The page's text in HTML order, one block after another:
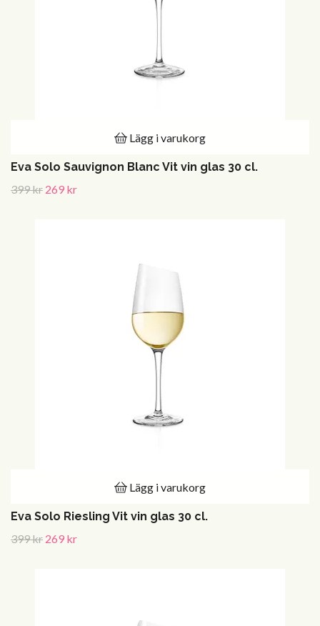
Lägg i varukorg
Eva Solo Sauvignon Blanc Vit vin glas 30 cl.
399 kr 269 kr
Lägg i varukorg
Eva Solo Riesling Vit vin glas 30 cl.
399 kr 269 kr